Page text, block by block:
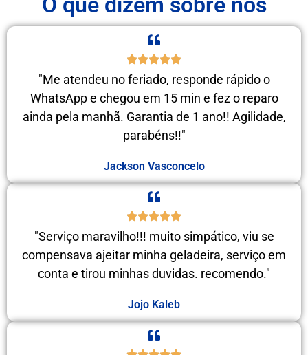
"Me atendeu no feriado, responde rápido o
WhatsApp e chegou em 15 min e fez o reparo
ainda pela manhã. Garantia de 1 ano!! Agilidade,
parabéns!!"
Jackson Vasconcelo
"Serviço maravilho!!! muito simpático, viu se
compensava ajeitar minha geladeira, serviço em
conta e tirou minhas duvidas. recomendo."
Jojo Kaleb